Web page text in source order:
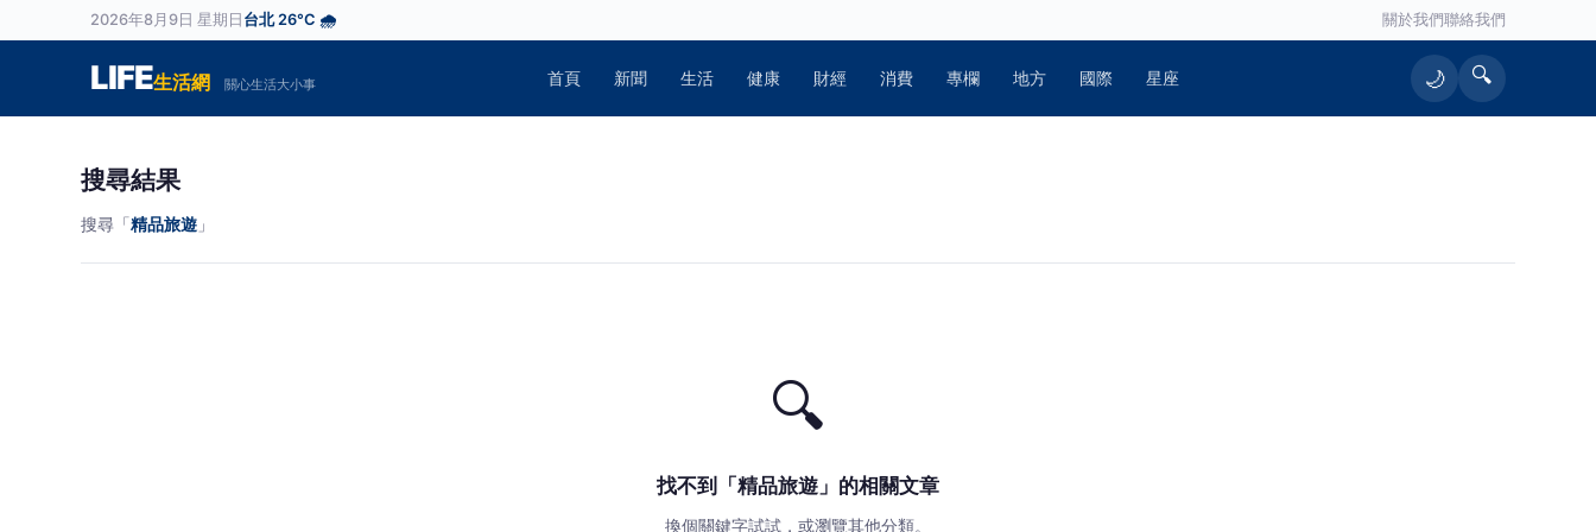
2026年8月9日 星期日 台北 26°C 🌧️ 關於我們聯絡我們
LIFE生活網 關心生活大小事 首頁 新聞 生活 健康 財經 消費 專欄 地方 國際 星座 🌙 🔍
搜尋結果
搜尋「精品旅遊 」
🔍
找不到「精品旅遊」的相關文章
換個關鍵字試試，或瀏覽其他分類。